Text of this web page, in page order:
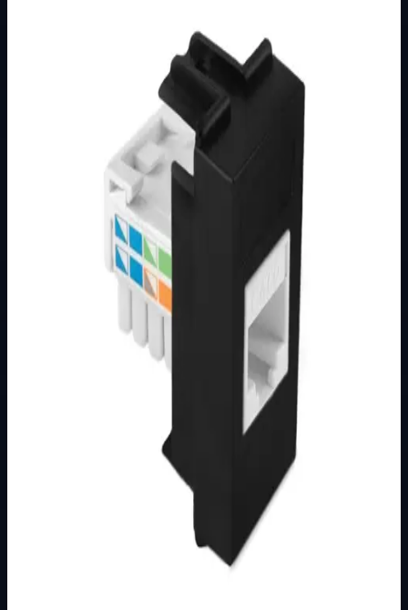
Osnovne informacije
Metalka Majur
MODULARNI PROGRAM- KOMBO
CRNI
Prezentacijski prikaz bez cijena, košarice, zaliha i
Kratak pregled
Broj artikla: 21.15.077 Ugradnja: Ugradnja u zid u nosače
modula 1M, 2M, 3M, 4M ili 7M Stupanj zaštite: IP20
Dostupno za kupnju u internetskoj trgovini Živić-
Ovaj proizvod možete kupiti u našoj internetskoj trgovini.